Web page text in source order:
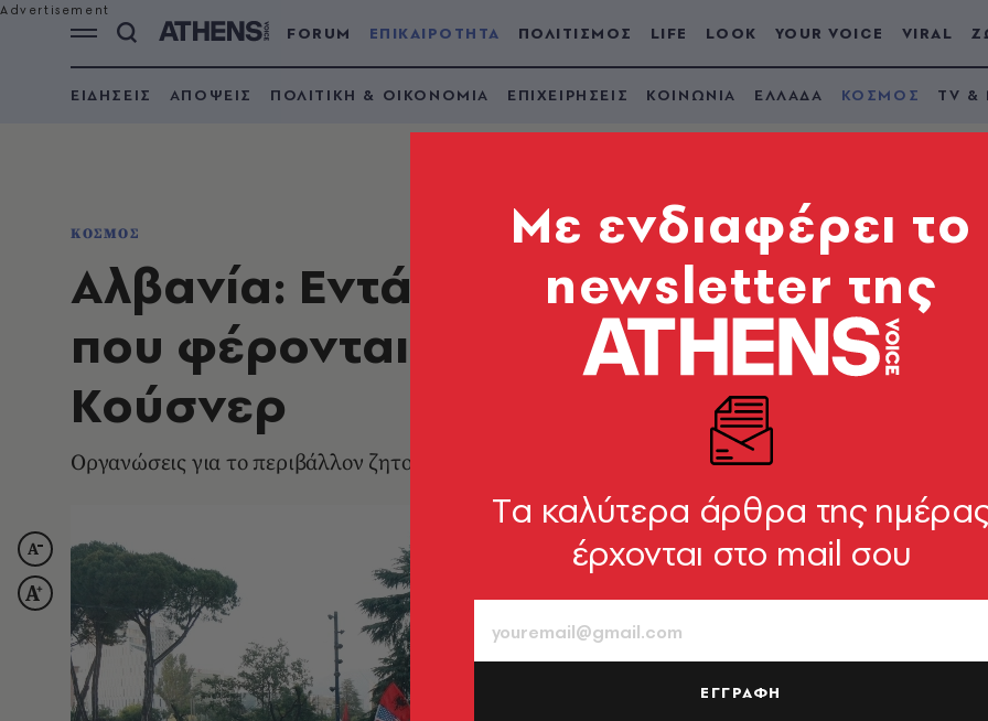
FORUM ΕΠΙΚΑΙΡΟΤΗΤΑ ΠΟΛΙΤΙΣΜΟΣ LIFE LOOK YOUR VOICE VIRAL
ΕΙΔΗΣΕΙΣ ΑΠΟΨΕΙΣ ΠΟΛΙΤΙΚΗ & ΟΙΚΟΝΟΜΙΑ ΕΠΙΧΕΙΡΗΣΕΙΣ ΚΟΙΝΩΝΙΑ ΕΛΛΑΔΑ ΚΟΣΜΟΣ TV &
ΚΟΣΜΟΣ
Αλβανία: Εντάλματα σύλληψης για
που φέρονται να συνδέονται με το
Κούσνερ
Οργανώσεις για το περιβάλλον ζητούν να σταματήσει η υλοποίηση του πολυτελούς τουριστικού
Mε ενδιαφέρει το
newsletter της
Tα καλύτερα άρθρα της
έρχονται στο mail σου
ΕΓΓΡΑΦΗ